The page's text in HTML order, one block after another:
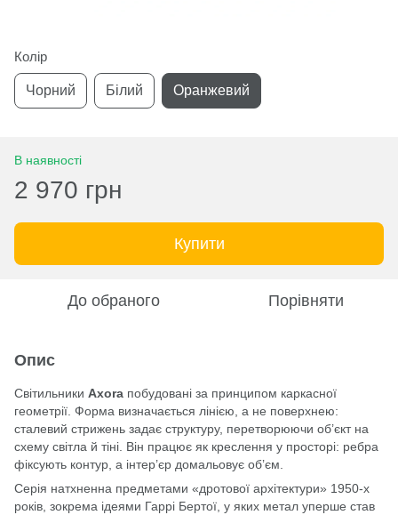
Колір
Чорний Білий Оранжевий
В наявності
2 970 грн
Купити
До обраного Порівняти
Опис
Світильники Axora побудовані за принципом каркасної
геометрії. Форма визначається лінією, а не поверхнею:
сталевий стрижень задає структуру, перетворюючи об’єкт на
схему світла й тіні. Він працює як креслення у просторі: ребра
фіксують контур, а інтер’єр домальовує об’єм.
Серія натхненна предметами «дротової архітектури» 1950-х
років, зокрема ідеями Гаррі Бертої, у яких метал уперше став